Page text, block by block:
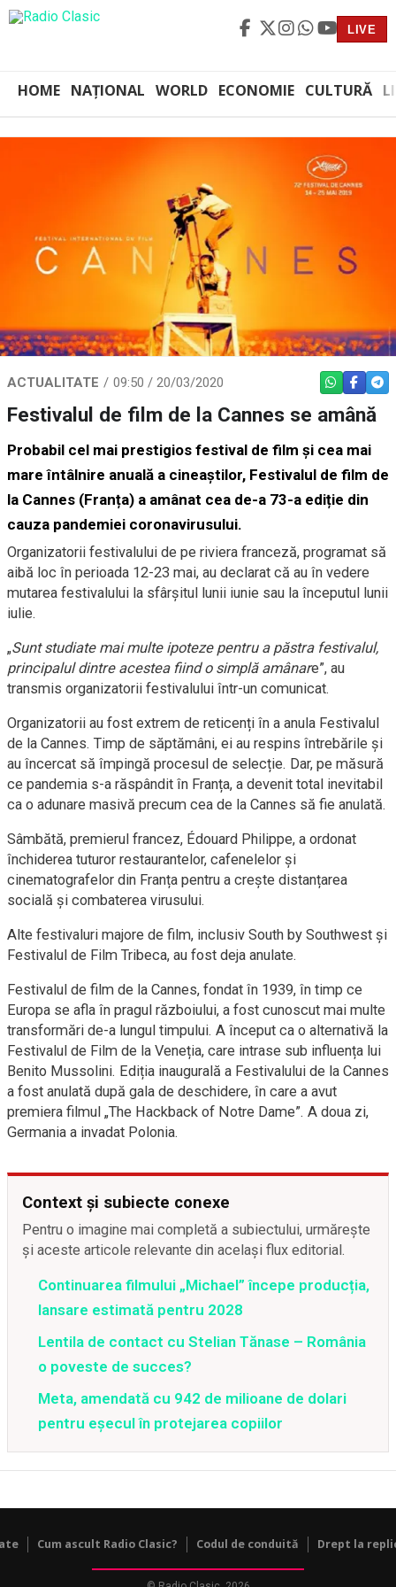
LIVE
HOME NAȚIONAL WORLD ECONOMIE CULTURĂ
ACTUALITATE 09:50 / 20/03/2020 WHATSAPP
Festivalul de film de la Cannes se amână
Probabil cel mai prestigios festival de film și cea mai
mare întâlnire anuală a cineaștilor, Festivalul de film de
la Cannes (Franța) a amânat cea de-a 73-a ediție din
cauza pandemiei coronavirusului.
Organizatorii festivalului de pe riviera franceză, programat să
aibă loc în perioada 12-23 mai, au declarat că au în vedere
mutarea festivalului la sfârșitul lunii iunie sau la începutul lunii
iulie.
„Sunt studiate mai multe ipoteze pentru a păstra festivalul,
principalul dintre acestea fiind o simplă amânare”, au
transmis organizatorii festivalului într-un comunicat.
Organizatorii au fost extrem de reticenți în a anula Festivalul
de la Cannes. Timp de săptămâni, ei au respins întrebările și
au încercat să împingă procesul de selecție. Dar, pe măsură
ce pandemia s-a răspândit în Franța, a devenit total inevitabil
ca o adunare masivă precum cea de la Cannes să fie anulată.
Sâmbătă, premierul francez, Édouard Philippe, a ordonat
închiderea tuturor restaurantelor, cafenelelor și
cinematografelor din Franța pentru a crește distanțarea
socială și combaterea virusului.
Alte festivaluri majore de film, inclusiv South by Southwest și
Festivalul de Film Tribeca, au fost deja anulate.
Festivalul de film de la Cannes, fondat în 1939, în timp ce
Europa se afla în pragul războiului, a fost cunoscut mai multe
transformări de-a lungul timpului. A început ca o alternativă la
Festivalul de Film de la Veneția, care intrase sub influența lui
Benito Mussolini. Ediția inaugurală a Festivalului de la Cannes
a fost anulată după gala de deschidere, în care a avut
premiera filmul „The Hackback of Notre Dame”. A doua zi,
Germania a invadat Polonia.
Context și subiecte conexe
Pentru o imagine mai completă a subiectului, urmărește
și aceste articole relevante din același flux editorial.
Continuarea filmului „Michael” începe producția,
lansare estimată pentru 2028
Lentila de contact cu Stelian Tănase – România
o poveste de succes?
Meta, amendată cu 942 de milioane de dolari
pentru eșecul în protejarea copiilor
Cum ascult Radio Clasic? Codul de conduită Drept la